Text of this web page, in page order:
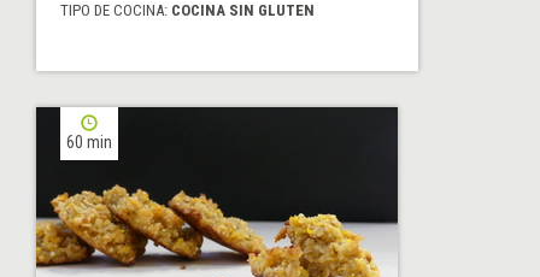
TIPO DE COCINA: COCINA SIN GLUTEN
60 min